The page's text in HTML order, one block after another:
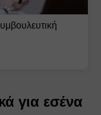
για εσένα